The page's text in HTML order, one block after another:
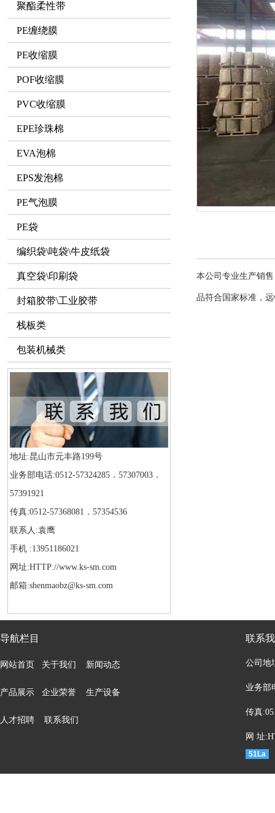
聚酯柔性带
PE缠绕膜
PE收缩膜
POF收缩膜
PVC收缩膜
EPE珍珠棉
EVA泡棉
EPS发泡棉
PE气泡膜
PE袋
编织袋\吨袋\牛皮纸袋
真空袋\印刷袋
封箱胶带\工业胶带
栈板类
包装机械类
地址:昆山市元丰路199号
业务部电话:0512-57324285．57307003．
57391921
传真:0512-57368081．57354536
联系人:袁鹰
手机 :13951186021
网址:HTTP://www.ks-sm.com
邮箱:shenmaobz@ks-sm.com
本公司专业生产销
品符合国家标准，
导航栏目
网站首页 关于我们 新闻动态
产品展示 企业荣誉 生产设备
人才招聘 联系我们
联系
公司地
业务部
传真
网 址
51La